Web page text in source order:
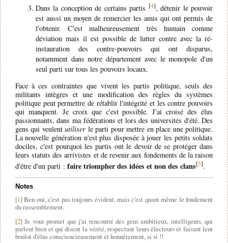
Dans la conception de certains partis [4], détenir le pouvoir
est aussi un moyen de remercier les amis qui ont permis de
l'obtenir. C'est malheureusement très humain comme
déviation mais il est possible de lutter contre avec la ré-
instauration des contre-pouvoirs qui ont disparus,
notamment dans notre département avec le monopole d'un
seul parti sur tous les pouvoirs locaux.
Face à ces contraintes que vivent les partis politique, seuls des
militants intègres et une modification des règles du systèmes
politique peut permettre de rétablir l'intégrité et les contre pouvoirs
qui manquent. Je croix que c'est possible. J'ai croisé des élus
passionnants, dans ma fédérations et lors des universités d'été. Des
gens qui veulentutiliser le parti pour mettre en place une politique.
La nouvelle génération n'est plus disposée à jouer les petits soldats
dociles, c'est pourquoi les partis ont le devoir de se protéger dans
leurs statuts des arrivistes et de revenir aux fondements de la raison
d'être d'un parti : faire triompher des idées et non des clans[5].
Notes
[1] Ben oui, c'est pas toujours évident, mais c'est quant même le fondement
du rassemblement.
[2] Je vous promet que j'ai rencontré des gens ambitieux, intelligents, qui
parlent bien et qui disent la vérité, respectant leurs électeurs et faisant leur
boulot d'élus consciencieusement et honnêtement, si si !!